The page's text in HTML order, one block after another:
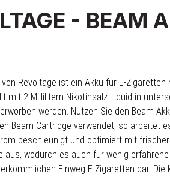
- BEAM
von Revoltage ist ein Akku für E-
mit 2 Millilitern Nikotinsalz Liquid in
werden. Nutzen Sie den Beam
Beam Cartridge verwendet, so arbeitet
beschleunigt und optimiert mit
aus, wodurch es auch für wenig
Einweg E-Zigaretten dar.